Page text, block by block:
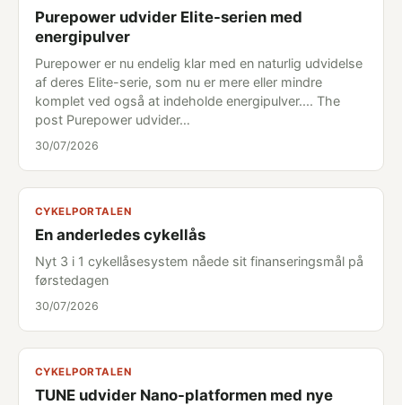
Purepower udvider Elite-serien med
energipulver
Purepower er nu endelig klar med en naturlig udvidelse
af deres Elite-serie, som nu er mere eller mindre
komplet ved også at indeholde energipulver.... The
post Purepower udvider…
30/07/2026
CYKELPORTALEN
En anderledes cykellås
Nyt 3 i 1 cykellåsesystem nåede sit finanseringsmål på
førstedagen
30/07/2026
CYKELPORTALEN
TUNE udvider Nano-platformen med nye